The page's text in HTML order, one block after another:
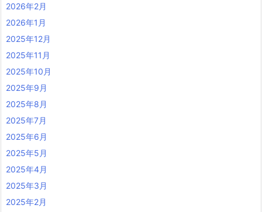
2026年2月
2026年1月
2025年12月
2025年11月
2025年10月
2025年9月
2025年8月
2025年7月
2025年6月
2025年5月
2025年4月
2025年3月
2025年2月